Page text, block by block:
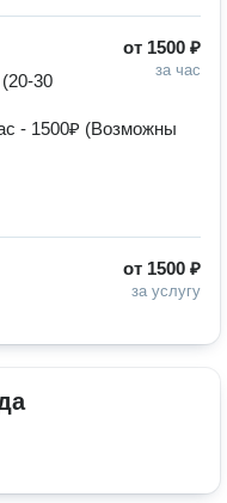
от 1500 ₽
за час
30
- 1500₽ (Возможны
от 1500 ₽
за услугу